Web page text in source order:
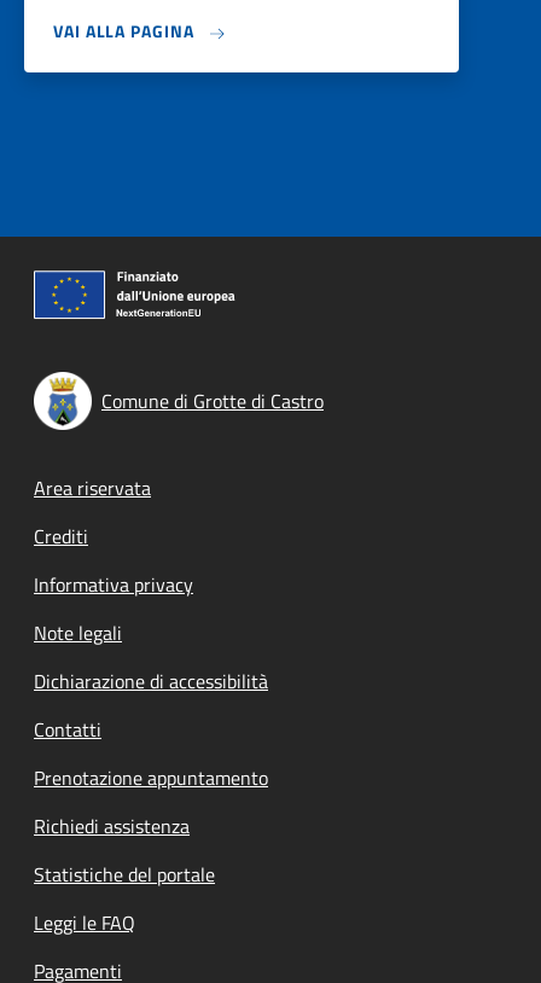
VAI ALLA PAGINA
Comune di Grotte di Castro
Footer menu
Area riservata
Crediti
Informativa privacy
Note legali
Dichiarazione di accessibilità
Contatti
Prenotazione appuntamento
Richiedi assistenza
Statistiche del portale
Leggi le FAQ
Pagamenti